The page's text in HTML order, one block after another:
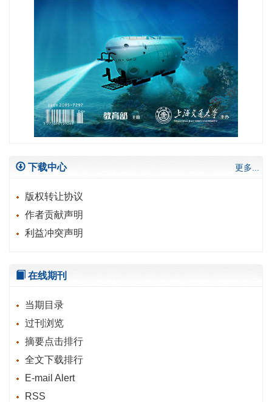
下载中心 更多...
版权转让协议
作者贡献声明
利益冲突声明
在线期刊
当期目录
过刊浏览
摘要点击排行
全文下载排行
E-mail Alert
RSS